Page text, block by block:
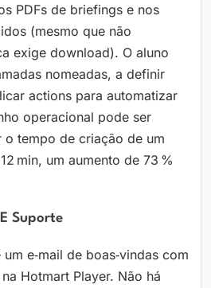
PDFs de briefings e nos
(mesmo que não
exige download). O aluno
nomeadas, a definir
actions para automatizar
operacional pode ser
tempo de criação de um
min, um aumento de 73 %
Suporte
e‑mail de boas‑vindas com
Hotmart Player. Não há